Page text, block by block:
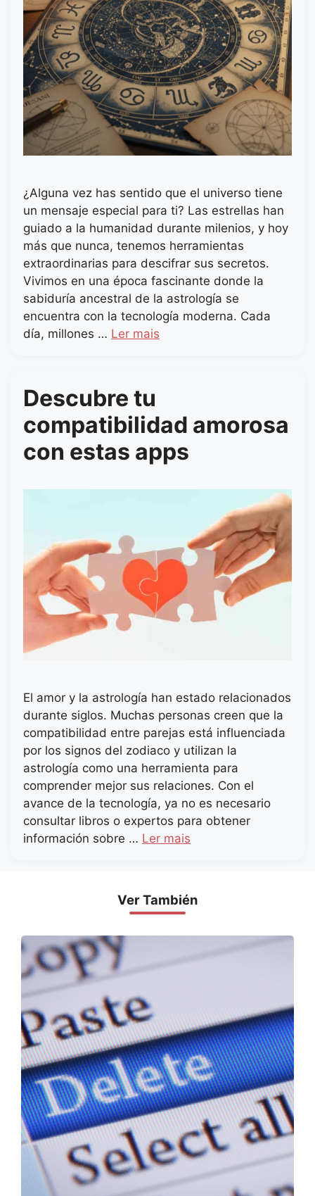
¿Alguna vez has sentido que el universo tiene
un mensaje especial para ti? Las estrellas han
guiado a la humanidad durante milenios, y hoy
más que nunca, tenemos herramientas
extraordinarias para descifrar sus secretos.
Vivimos en una época fascinante donde la
sabiduría ancestral de la astrología se
encuentra con la tecnología moderna. Cada
día, millones … Ler mais
Descubre tu
compatibilidad amorosa
con estas apps
El amor y la astrología han estado relacionados
durante siglos. Muchas personas creen que la
compatibilidad entre parejas está influenciada
por los signos del zodiaco y utilizan la
astrología como una herramienta para
comprender mejor sus relaciones. Con el
avance de la tecnología, ya no es necesario
consultar libros o expertos para obtener
información sobre … Ler mais
Ver También